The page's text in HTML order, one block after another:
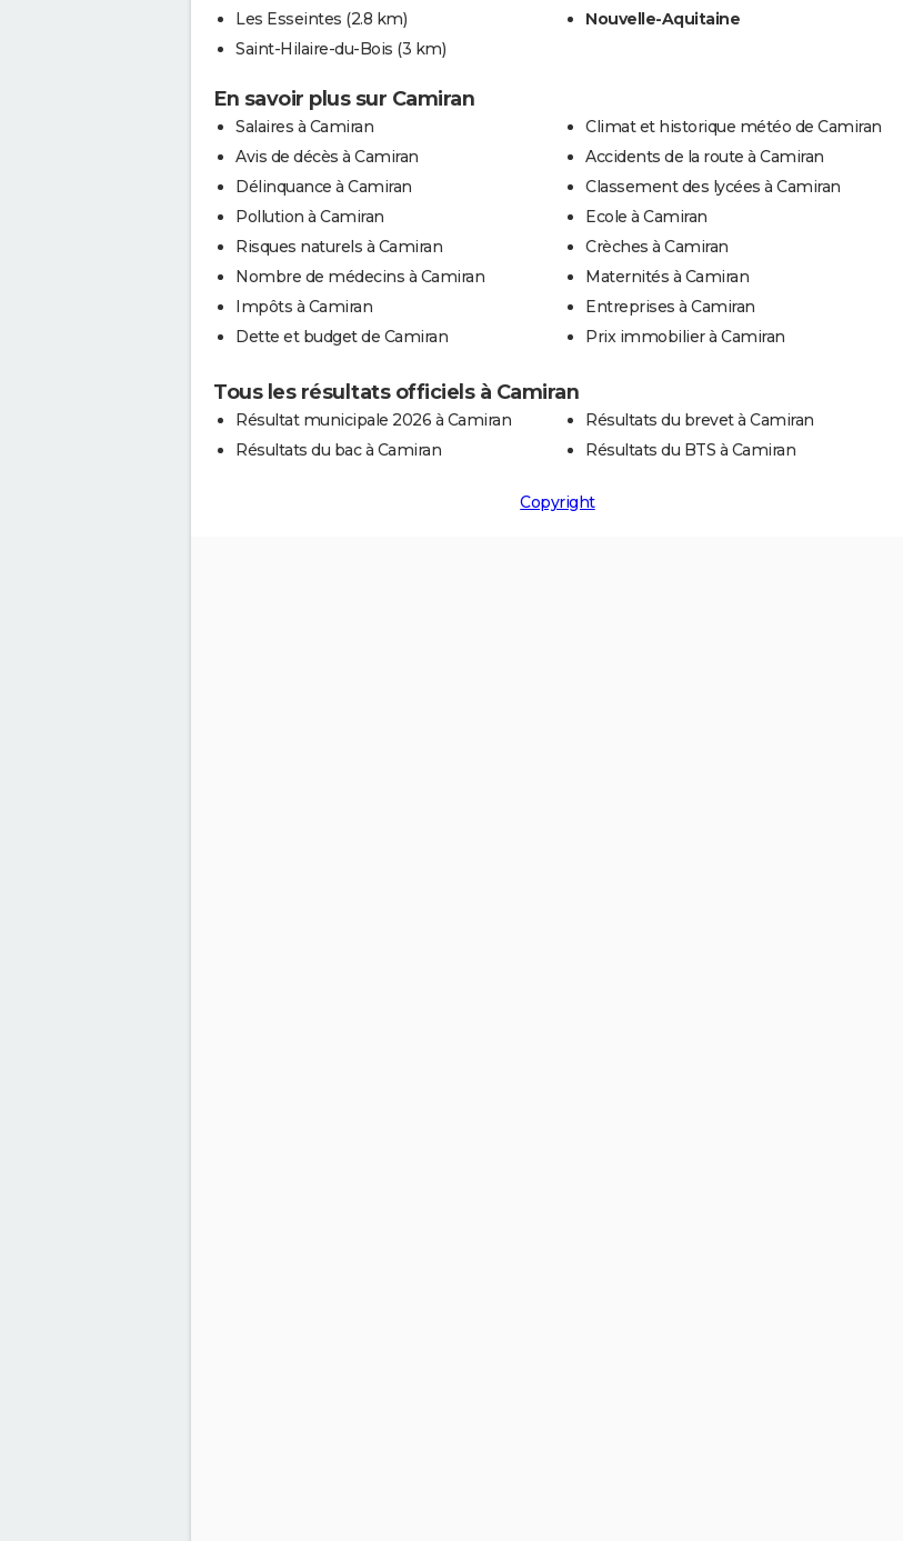
Les Esseintes (2.8 km)
Saint-Hilaire-du-Bois (3 km)
Nouvelle-Aquitaine
En savoir plus sur Camiran
Salaires à Camiran
Avis de décès à Camiran
Délinquance à Camiran
Pollution à Camiran
Risques naturels à Camiran
Nombre de médecins à Camiran
Impôts à Camiran
Dette et budget de Camiran
Climat et historique météo de Camiran
Accidents de la route à Camiran
Classement des lycées à Camiran
Ecole à Camiran
Crèches à Camiran
Maternités à Camiran
Entreprises à Camiran
Prix immobilier à Camiran
Tous les résultats officiels à Camiran
Résultat municipale 2026 à Camiran
Résultats du bac à Camiran
Résultats du brevet à Camiran
Résultats du BTS à Camiran
Copyright